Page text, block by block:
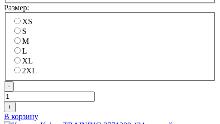
Размер:
XS
S
M
L
XL
2XL
-
+
В корзину